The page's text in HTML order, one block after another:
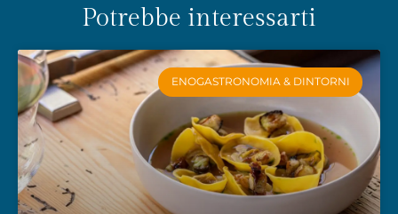
Potrebbe interessarti
ENOGASTRONOMIA & DINTORNI